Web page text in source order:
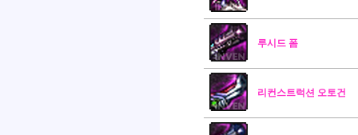
루시드 폼
리컨스트럭션 오토건